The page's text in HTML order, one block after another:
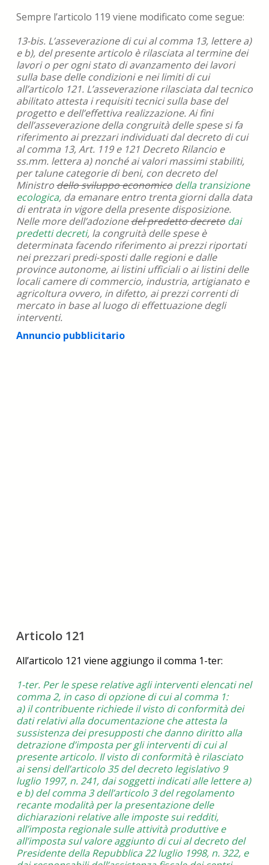
Sempre l’articolo 119 viene modificato come segue:
13-bis. L’asseverazione di cui al comma 13, lettere a)
e b), del presente articolo è rilasciata al termine dei
lavori o per ogni stato di avanzamento dei lavori
sulla base delle condizioni e nei limiti di cui
all’articolo 121. L’asseverazione rilasciata dal tecnico
abilitato attesta i requisiti tecnici sulla base del
progetto e dell’effettiva realizzazione. Ai fini
dell’asseverazione della congruità delle spese si fa
riferimento ai prezzari individuati dal decreto di cui
al comma 13, Art. 119 e 121 Decreto Rilancio e
ss.mm. lettera a) nonché ai valori massimi stabiliti,
per talune categorie di beni, con decreto del
Ministrodello sviluppo economico della transizione
ecologica, da emanare entro trenta giorni dalla data
di entrata in vigore della presente disposizione.
Nelle more dell’adozionedel predetto decreto dai
predetti decreti, la congruità delle spese è
determinata facendo riferimento ai prezzi riportati
nei prezzari predi-sposti dalle regioni e dalle
province autonome, ai listini ufficiali o ai listini delle
locali camere di commercio, industria, artigianato e
agricoltura ovvero, in difetto, ai prezzi correnti di
mercato in base al luogo di effettuazione degli
interventi.
Annuncio pubblicitario
Articolo 121
All’articolo 121 viene aggiungo il comma 1-ter:
1-ter. Per le spese relative agli interventi elencati nel
comma 2, in caso di opzione di cui al comma 1:
a) il contribuente richiede il visto di conformità dei
dati relativi alla documentazione che attesta la
sussistenza dei presupposti che danno diritto alla
detrazione d’imposta per gli interventi di cui al
presente articolo. Il visto di conformità è rilasciato
ai sensi dell’articolo 35 del decreto legislativo 9
luglio 1997, n. 241, dai soggetti indicati alle lettere a)
e b) del comma 3 dell’articolo 3 del regolamento
recante modalità per la presentazione delle
dichiarazioni relative alle imposte sui redditi,
all’imposta regionale sulle attività produttive e
all’imposta sul valore aggiunto di cui al decreto del
Presidente della Repubblica 22 luglio 1998, n. 322, e